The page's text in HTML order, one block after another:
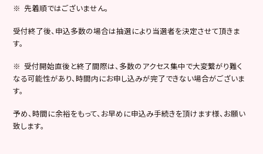
※ 先着順ではございません。
受付終了後、申込多数の場合は抽選により当選者を決定させて頂きま
す。
※ 受付開始直後と終了間際は、多数のアクセス集中で大変繋がり難く
なる可能性があり、時間内にお申し込みが完了できない場合がございま
す。
予め、時間に余裕をもって、お早めに申込み手続きを頂けます様、お願い
致します。